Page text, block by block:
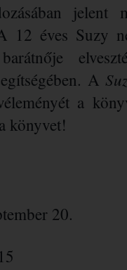
jelent
12 éves Suzy
A
a
könyvet!
20.